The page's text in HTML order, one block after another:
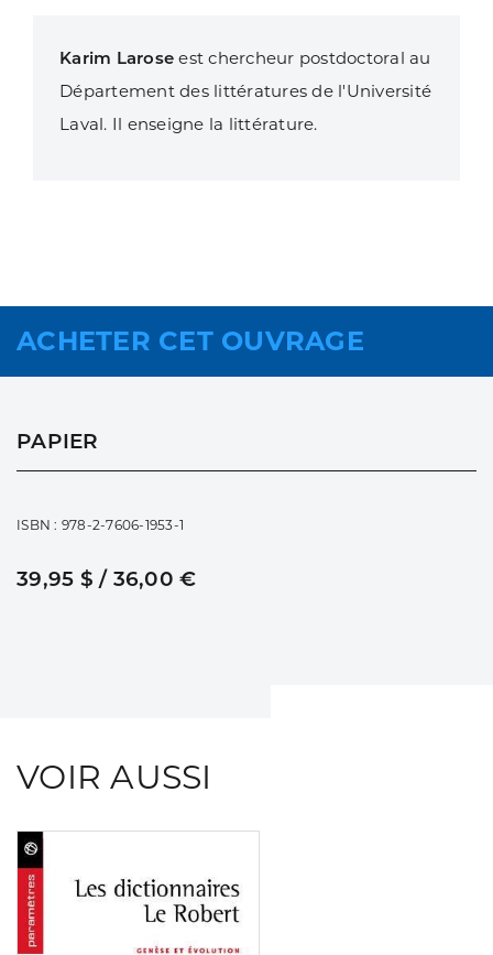
Karim Larose est chercheur postdoctoral au
Département des littératures de l'Université
Laval. Il enseigne la littérature.
ACHETER CET OUVRAGE
PAPIER
ISBN : 978-2-7606-1953-1
39,95 $ / 36,00 €
VOIR AUSSI